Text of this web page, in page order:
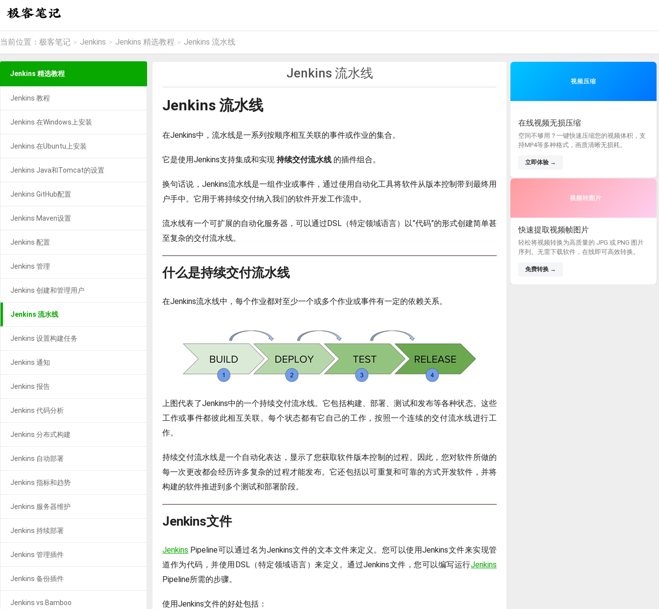
当前位置： 极客笔记 > Jenkins > Jenkins 精选教程 > Jenkins 流水线
Jenkins 流水线
Jenkins 流水线
在Jenkins中，流水线是一系列按顺序相互关联的事件或作业的集合。
它是使用Jenkins支持集成和实现 持续交付流水线 的插件组合。
换句话说，Jenkins流水线是一组作业或事件，通过使用自动化工具将软件从版本控制带到最终用
户手中。它用于将持续交付纳入我们的软件开发工作流中。
流水线有一个可扩展的自动化服务器，可以通过DSL（特定领域语言）以”代码”的形式创建简单甚
至复杂的交付流水线。
什么是持续交付流水线
在Jenkins流水线中，每个作业都对至少一个或多个作业或事件有一定的依赖关系。
上图代表了Jenkins中的一个持续交付流水线。它包括构建、部署、测试和发布等各种状态。这些
工作或事件都彼此相互关联。每个状态都有它自己的工作，按照一个连续的交付流水线进行工
作。
持续交付流水线是一个自动化表达，显示了您获取软件版本控制的过程。因此，您对软件所做的
每一次更改都会经历许多复杂的过程才能发布。它还包括以可重复和可靠的方式开发软件，并将
构建的软件推进到多个测试和部署阶段。
Jenkins文件
Jenkins Pipeline可以通过名为Jenkins文件的文本文件来定义。您可以使用Jenkins文件来实现管
道作为代码，并使用DSL（特定领域语言）来定义。通过Jenkins文件，您可以编写运行Jenkins
Pipeline所需的步骤。
使用Jenkins文件的好处包括：
Jenkins 精选教程
Jenkins 教程
Jenkins 在Windows上安装
Jenkins 在Ubuntu上安装
Jenkins Java和Tomcat的设置
Jenkins GitHub配置
Jenkins Maven设置
Jenkins 配置
Jenkins 管理
Jenkins 创建和管理用户
Jenkins 流水线
Jenkins 设置构建任务
Jenkins 通知
Jenkins 报告
Jenkins 代码分析
Jenkins 分布式构建
Jenkins 自动部署
Jenkins 指标和趋势
Jenkins 服务器维护
Jenkins 持续部署
Jenkins 管理插件
Jenkins 备份插件
Jenkins vs Bamboo
视频压缩
在线视频无损压缩
空间不够用？一键快速压缩您的视频体积，支
持MP4等多种格式，画质清晰无损耗。
立即体验 →
视频转图片
快速提取视频帧图片
轻松将视频转换为高质量的 JPG 或 PNG 图片
序列。无需下载软件，在线即可高效转换。
免费转换 →